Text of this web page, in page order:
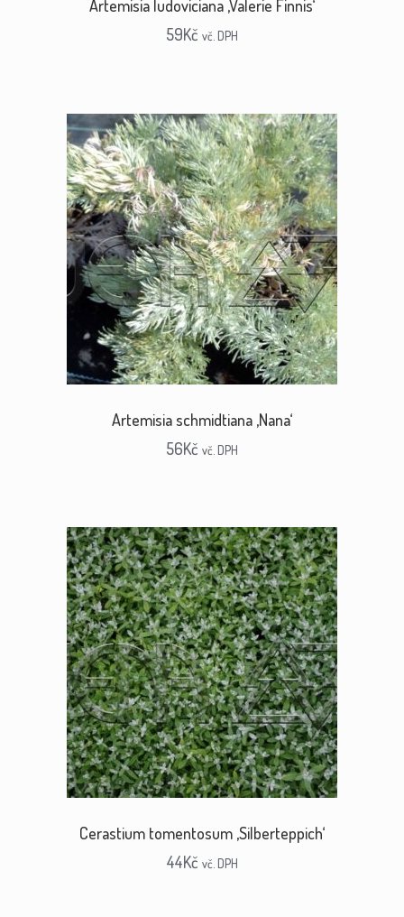
Artemisia ludoviciana ‚Valerie Finnis‘
59Kč vč. DPH
Artemisia schmidtiana ‚Nana‘
56Kč vč. DPH
Cerastium tomentosum ‚Silberteppich‘
44Kč vč. DPH